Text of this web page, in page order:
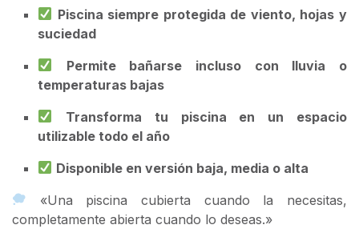
Piscina siempre protegida de viento, hojas y
suciedad
Permite bañarse incluso con lluvia o
temperaturas bajas
Transforma tu piscina en un espacio
utilizable todo el año
Disponible en versión baja, media o alta
«Una piscina cubierta cuando la necesitas,
completamente abierta cuando lo deseas.»